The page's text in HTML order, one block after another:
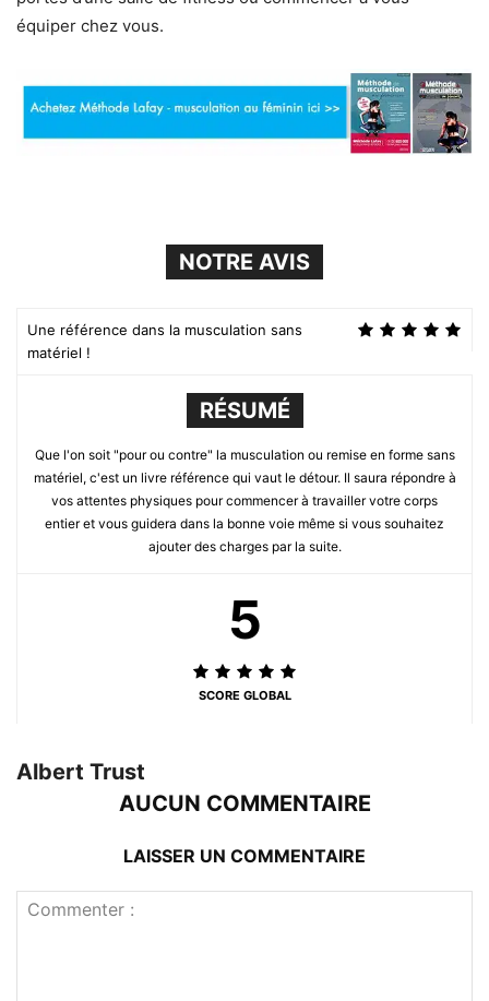
équiper chez vous.
NOTRE AVIS
Une référence dans la musculation sans
matériel !
RÉSUMÉ
Que l'on soit "pour ou contre" la musculation ou remise en forme sans
matériel, c'est un livre référence qui vaut le détour. Il saura répondre à
vos attentes physiques pour commencer à travailler votre corps
entier et vous guidera dans la bonne voie même si vous souhaitez
ajouter des charges par la suite.
5
SCORE GLOBAL
Albert Trust
AUCUN COMMENTAIRE
LAISSER UN COMMENTAIRE